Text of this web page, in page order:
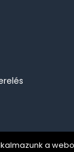
Higénia
a